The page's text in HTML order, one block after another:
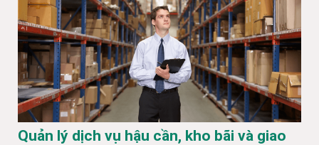
Quản lý dịch vụ hậu cần, kho bãi và giao